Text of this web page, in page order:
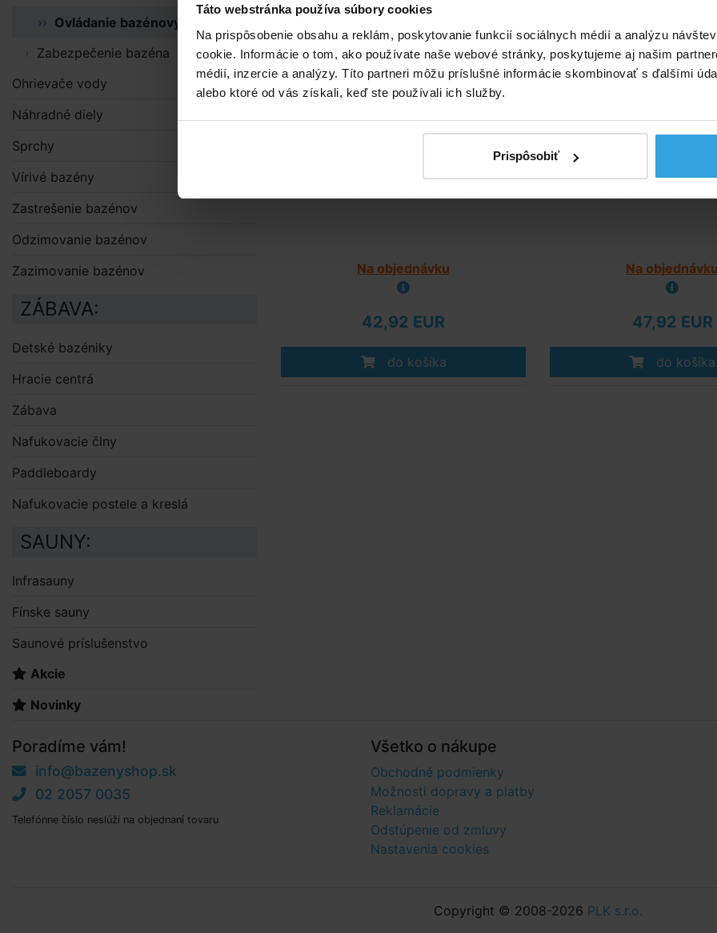
Táto webstránka používa súbory cookies
Na prispôsobenie obsahu a reklám, poskytovanie funkcií sociálnych médií a analýzu
cookie. Informácie o tom, ako používate naše webové stránky, poskytujeme aj našim
médií, inzercie a analýzy. Títo partneri môžu príslušné informácie skombinovať s ďalšími
alebo ktoré od vás získali, keď ste používali ich služby.
Prispôsobiť
Diaľkové ovládanie k PRO PIEZO 3
Na objednávku
42,92 EUR
do košíka
Diaľkové ovládanie k PRO
Na
47,92 EUR
do košíka
Ovládanie bazénových atrakcií
Zabezpečenie bazéna
Ohrievače vody
Náhradné diely
Sprchy
Vírivé bazény
Zastrešenie bazénov
Odzimovanie bazénov
Zazimovanie bazénov
ZÁBAVA:
Detské bazéniky
Hracie centrá
Zábava
Nafukovacie člny
Paddleboardy
Nafukovacie postele a kreslá
SAUNY:
Infrasauny
Fínske sauny
Saunové príslušenstvo
Akcie
Novinky
Poradíme vám!
info@bazenyshop.sk
02 2057 0035
Telefónne číslo neslúži na objednaní tovaru
Všetko o nákupe
Obchodné podmienky
Možnosti dopravy a platby
Reklamácie
Odstúpenie od zmluvy
Nastavenia cookies
Copyright © 2008-2026 PLK s.r.o.